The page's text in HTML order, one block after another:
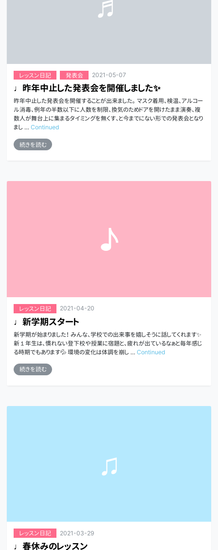
レッスン日記 発表会 2021-05-07
♩昨年中止した発表会を開催しました✨
昨年中止した発表会を開催することが出来ました。 マスク着用、検温、アルコー
ル消毒、例年の半数以下に人数を制限、換気のためドアを開けたまま演奏、複
数人が舞台上に集まるタイミングを無くす、と今までにない形での発表会となり
まし … Continued
続きを読む
レッスン日記 2021-04-20
♩新学期スタート
新学期が始まりました！ みんな、学校での出来事を嬉しそうに話してくれます✨
新１年生は、慣れない登下校や授業に宿題と、疲れが出ているなぁと毎年感じ
る時期でもあります💦 環境の変化は体調を崩し … Continued
続きを読む
レッスン日記 2021-03-29
♩春休みのレッスン